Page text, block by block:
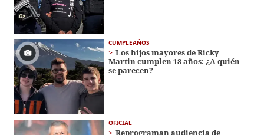
CUMPLEAÑOS
Los hijos mayores de Ricky
Martin cumplen 18 años: ¿A quién
se parecen?
OFICIAL